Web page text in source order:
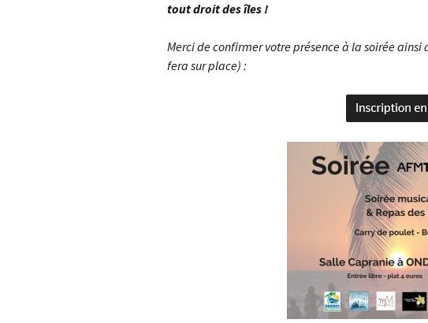
tout droit des îles !
Merci de confirmer votre présence à la soirée
fera sur place) :